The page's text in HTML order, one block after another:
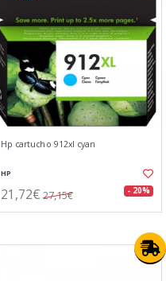
Hp cartucho 912xl cyan
HP
21,72€ 27,15€ - 20%